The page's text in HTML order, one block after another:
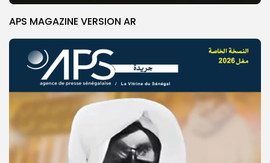
APS MAGAZINE VERSION AR